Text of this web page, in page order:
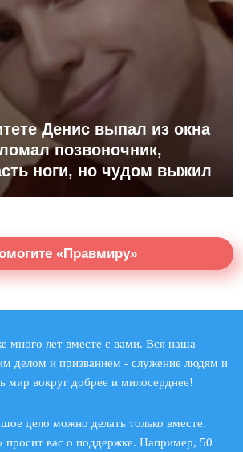
Денис выпал из окна
позвоночник,
ноги, но чудом выжил
«Правмиру»
много лет вместе с вами. Вся наша
делом и призванием - служение людям и
мир вокруг добрее и милосерднее!
дело можно делать только вместе.
вас о поддержке. Например, 50